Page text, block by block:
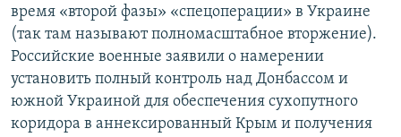
время «второй фазы» «спецоперации» в Украине
(так там называют полномасштабное вторжение).
Российские военные заявили о намерении
установить полный контроль над Донбассом и
южной Украиной для обеспечения сухопутного
коридора в аннексированный Крым и получения